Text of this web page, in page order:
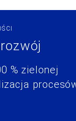
% zielonej